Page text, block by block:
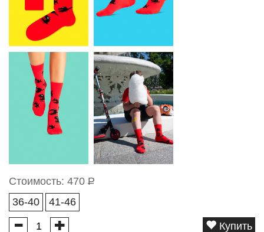
Стоимость: 470 Р
36-40
41-46
Купить